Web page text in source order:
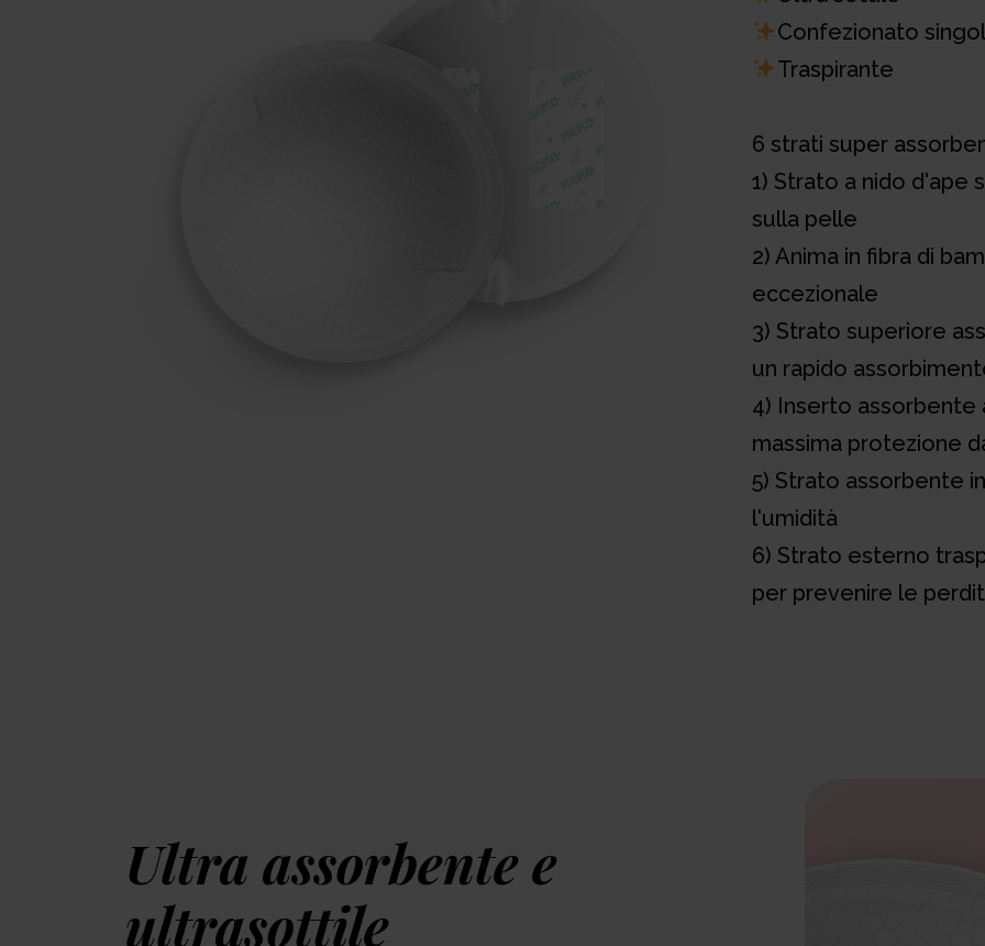
Confezionato
Traspirante
6 strati super
1) Strato a nido d'ape
sulla pelle
2) Anima in fibra di
eccezionale
3) Strato superiore
un rapido
4) Inserto assorbente
massima protezione
5) Strato assorbente
l'umidità
6) Strato esterno
per prevenire le
Ultra assorbente e
ultrasottile